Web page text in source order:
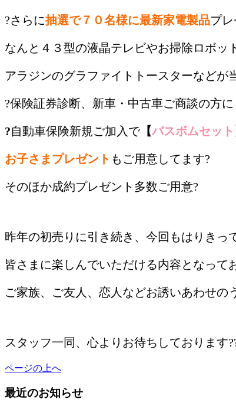
?さらに抽選で７０名様に最新家電製品プレ
なんと４３型の液晶テレビやお掃除ロボッ
アラジンのグラファイトトースターなどが
?保険証券診断、新車・中古車ご商談の方に
?自動車保険新規ご加入で【バスボムセット
お子さまプレゼント もご用意してます?
そのほか成約プレゼント多数ご用意?
昨年の初売りに引き続き、今回もはりきっ
皆さまに楽しんでいただける内容となって
ご家族、ご友人、恋人などお誘いあわせの
スタッフ一同、心よりお待ちしております
ページの上へ
最近のお知らせ